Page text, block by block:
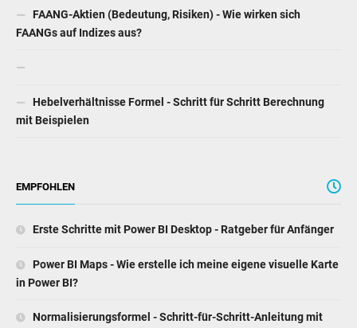
FAANG-Aktien (Bedeutung, Risiken) - Wie wirken sich
FAANGs auf Indizes aus?
Hebelverhältnisse Formel - Schritt für Schritt Berechnung
mit Beispielen
EMPFOHLEN
Erste Schritte mit Power BI Desktop - Ratgeber für Anfänger
Power BI Maps - Wie erstelle ich meine eigene visuelle Karte
in Power BI?
Normalisierungsformel - Schritt-für-Schritt-Anleitung mit